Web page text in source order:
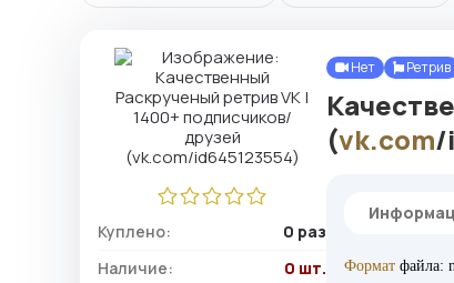
Куплено:
0 раз
Наличие:
0 шт.
Нет Ретрив
(vk.com/
Формат файла: